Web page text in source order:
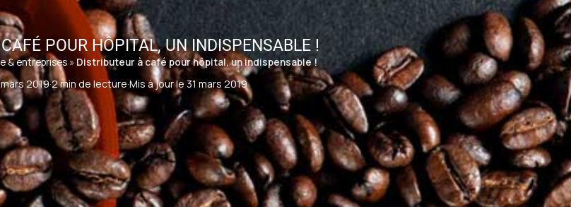
POUR HÔPITAL, UN INDISPENSABLE !
& entreprises » Distributeur à café pour hôpital, un indispensable !
2019·2 min de lecture·Mis à jour le 31 mars 2019